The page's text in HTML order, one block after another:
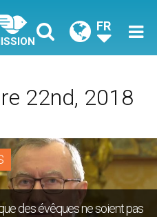
FR
22nd, 2018
des évêques ne soient pas